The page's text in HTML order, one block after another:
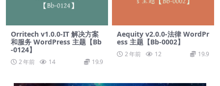
Orritech v1.0.0-IT 解决方案
和服务 WordPress 主题【Bb
-0124】
2 年前 14 19.9
Aequity v2.0.0-法律 WordPr
ess 主题【Bb-0002】
2 年前 12 19.9